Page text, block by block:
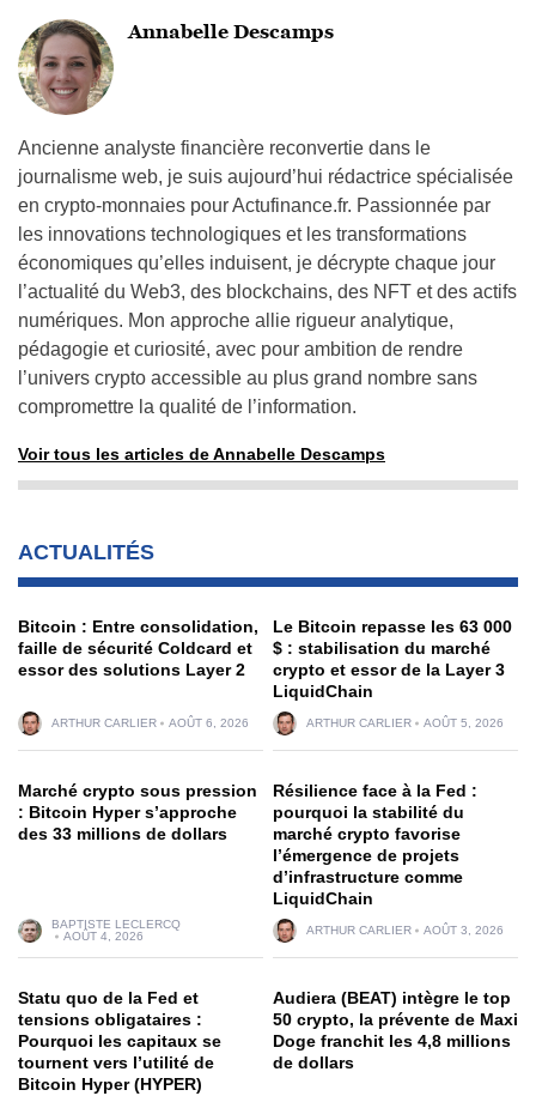
Annabelle Descamps
Ancienne analyste financière reconvertie dans le
journalisme web, je suis aujourd’hui rédactrice spécialisée
en crypto-monnaies pour Actufinance.fr. Passionnée par
les innovations technologiques et les transformations
économiques qu’elles induisent, je décrypte chaque jour
l’actualité du Web3, des blockchains, des NFT et des actifs
numériques. Mon approche allie rigueur analytique,
pédagogie et curiosité, avec pour ambition de rendre
l’univers crypto accessible au plus grand nombre sans
compromettre la qualité de l’information.
Voir tous les articles de Annabelle Descamps
ACTUALITÉS
Bitcoin : Entre consolidation,
faille de sécurité Coldcard et
essor des solutions Layer 2
ARTHUR CARLIER AOÛT 6, 2026
Le Bitcoin repasse les 63 000
$ : stabilisation du marché
crypto et essor de la Layer 3
LiquidChain
ARTHUR CARLIER AOÛT 5, 2026
Marché crypto sous pression
: Bitcoin Hyper s’approche
des 33 millions de dollars
BAPTISTE LECLERCQ
AOÛT 4, 2026
Résilience face à la Fed :
pourquoi la stabilité du
marché crypto favorise
l’émergence de projets
d’infrastructure comme
LiquidChain
ARTHUR CARLIER AOÛT 3, 2026
Statu quo de la Fed et
tensions obligataires :
Pourquoi les capitaux se
tournent vers l’utilité de
Bitcoin Hyper (HYPER)
Audiera (BEAT) intègre le top
50 crypto, la prévente de Maxi
Doge franchit les 4,8 millions
de dollars